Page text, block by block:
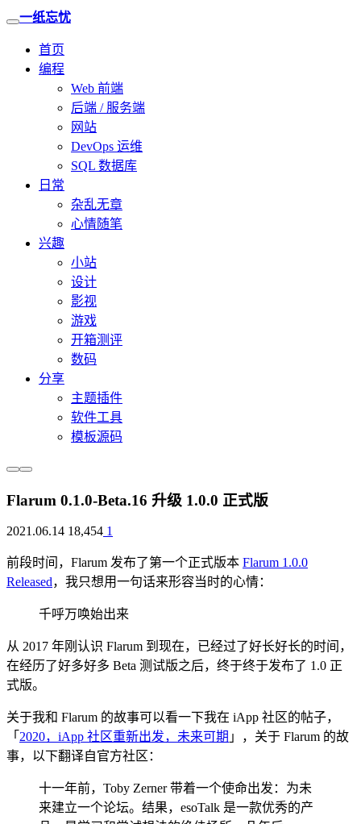
一纸忘忧
首页
编程
Web 前端
后端 / 服务端
网站
DevOps 运维
SQL 数据库
日常
杂乱无章
心情随笔
兴趣
小站
设计
影视
游戏
开箱测评
数码
分享
主题插件
软件工具
模板源码
Flarum 0.1.0-Beta.16 升级 1.0.0 正式版
2021.06.14 18,454 1
前段时间，Flarum 发布了第一个正式版本 Flarum 1.0.0
Released，我只想用一句话来形容当时的心情：
千呼万唤始出来
从 2017 年刚认识 Flarum 到现在，已经过了好长好长的时间，
在经历了好多好多 Beta 测试版之后，终于终于发布了 1.0 正
式版。
关于我和 Flarum 的故事可以看一下我在 iApp 社区的帖子，
「 2020，iApp 社区重新出发，未来可期 」，关于 Flarum 的故
事，以下翻译自官方社区：
十一年前，Toby Zerner 带着一个使命出发：为未
来建立一个论坛。结果，esoTalk 是一款优秀的产